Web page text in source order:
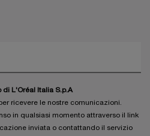
L'Oréal Italia S.p.A
ricevere le nostre comunicazioni.
in qualsiasi momento attraverso il link
inviata o contattando il servizio